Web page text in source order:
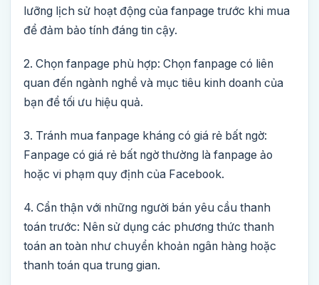
lưỡng lịch sử hoạt động của fanpage trước khi mua
để đảm bảo tính đáng tin cậy.
2. Chọn fanpage phù hợp: Chọn fanpage có liên
quan đến ngành nghề và mục tiêu kinh doanh của
bạn để tối ưu hiệu quả.
3. Tránh mua fanpage kháng có giá rẻ bất ngờ:
Fanpage có giá rẻ bất ngờ thường là fanpage ảo
hoặc vi phạm quy định của Facebook.
4. Cẩn thận với những người bán yêu cầu thanh
toán trước: Nên sử dụng các phương thức thanh
toán an toàn như chuyển khoản ngân hàng hoặc
thanh toán qua trung gian.